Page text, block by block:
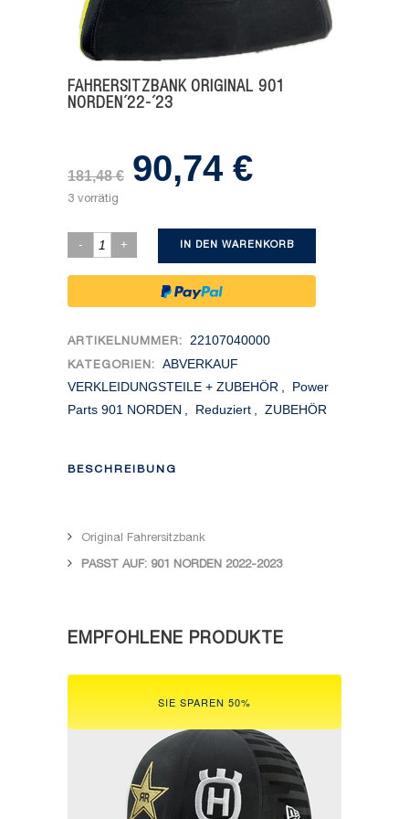
FAHRERSITZBANK ORIGINAL 901
NORDEN´22-´23
181,48€
Ursprünglicher
181,48 €
90,74 €
90,74 €.
3 vorrätig
IN DEN WARENKORB
ARTIKELNUMMER: 22107040000
KATEGORIEN:
ABVERKAUF
VERKLEIDUNGSTEILE + ZUBEHÖR
Power
Parts 901 NORDEN
Reduziert ZUBEHÖR
BESCHREIBUNG
Original Fahrersitzbank
PASST AUF: 901 NORDEN 2022-2023
EMPFOHLENE PRODUKTE
SIE SPAREN 50%